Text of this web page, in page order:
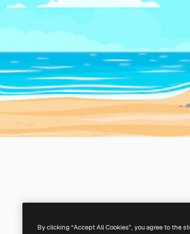
By clicking “Accept All Cookies”, you agree to the